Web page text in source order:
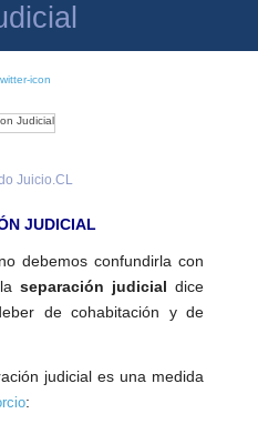
Juicio.CL
JUDICIAL
no debemos confundirla con
separación judicialdice
de cohabitación y de
judicial es una medida
: